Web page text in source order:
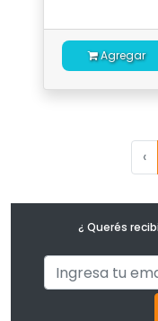
Agregar
‹
¿ Querés